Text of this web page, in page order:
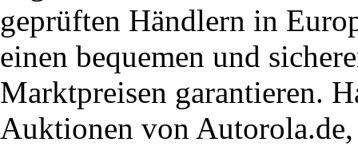
geprüften Händlern in
einen bequemen und
Marktpreisen garantieren.
Auktionen von